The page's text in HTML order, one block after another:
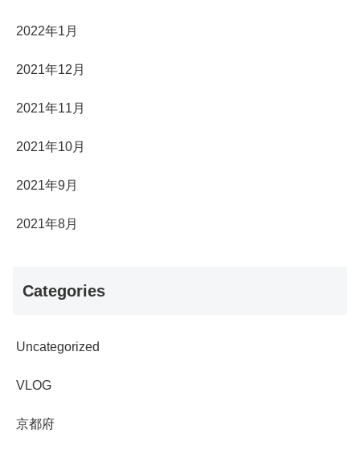
2022年1月
2021年12月
2021年11月
2021年10月
2021年9月
2021年8月
Categories
Uncategorized
VLOG
京都府